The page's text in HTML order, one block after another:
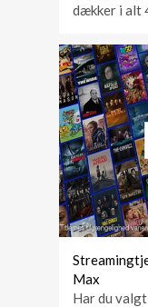
dækker i alt
Max
Har du